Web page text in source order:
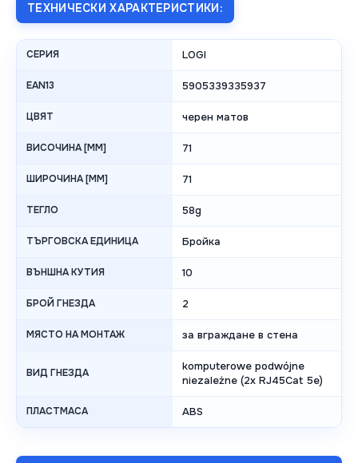
ТЕХНИЧЕСКИ ХАРАКТЕРИСТИКИ:
СЕРИЯ LOGI
EAN13 5905339335937
ЦВЯТ черен матов
ВИСОЧИНА [MM] 71
ШИРОЧИНА [MM] 71
ТЕГЛО 58g
ТЪРГОВСКА ЕДИНИЦА Бройка
ВЪНШНА КУТИЯ 10
БРОЙ ГНЕЗДА 2
МЯСТО НА МОНТАЖ за вграждане в стена
ВИД ГНЕЗДА
komputerowe podwójne
niezależne (2x RJ45Cat 5e)
ПЛАСТМАСА ABS